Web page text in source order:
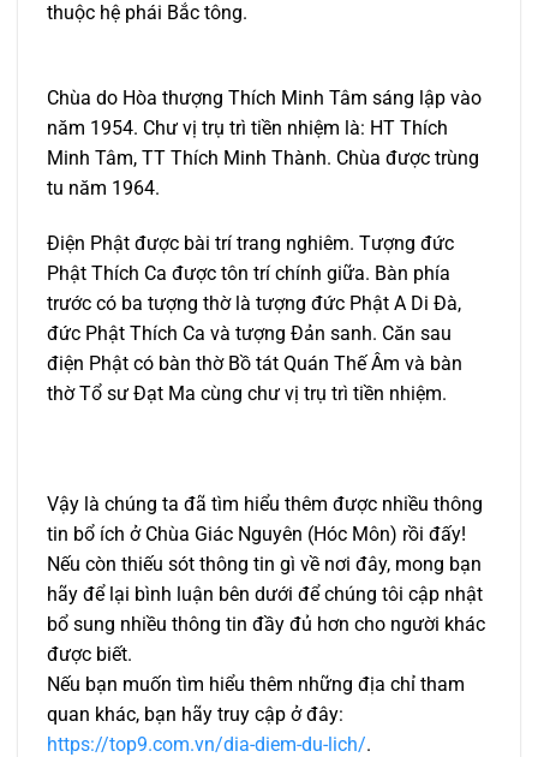
thuộc hệ phái Bắc tông.
Chùa do Hòa thượng Thích Minh Tâm sáng lập vào
năm 1954. Chư vị trụ trì tiền nhiệm là: HT Thích
Minh Tâm, TT Thích Minh Thành. Chùa được trùng
tu năm 1964.
Điện Phật được bài trí trang nghiêm. Tượng đức
Phật Thích Ca được tôn trí chính giữa. Bàn phía
trước có ba tượng thờ là tượng đức Phật A Di Đà,
đức Phật Thích Ca và tượng Đản sanh. Căn sau
điện Phật có bàn thờ Bồ tát Quán Thế Âm và bàn
thờ Tổ sư Đạt Ma cùng chư vị trụ trì tiền nhiệm.
Vậy là chúng ta đã tìm hiểu thêm được nhiều thông
tin bổ ích ở Chùa Giác Nguyên (Hóc Môn) rồi đấy!
Nếu còn thiếu sót thông tin gì về nơi đây, mong bạn
hãy để lại bình luận bên dưới để chúng tôi cập nhật
bổ sung nhiều thông tin đầy đủ hơn cho người khác
được biết.
Nếu bạn muốn tìm hiểu thêm những địa chỉ tham
quan khác, bạn hãy truy cập ở đây:
https://top9.com.vn/dia-diem-du-lich/.